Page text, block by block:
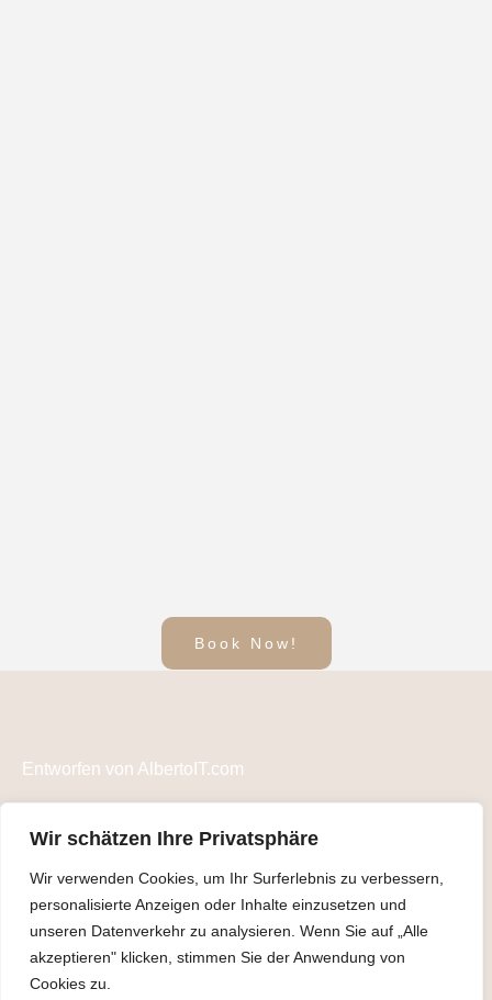
Wir schätzen Ihre Privatsphäre
Wir verwenden Cookies, um Ihr Surferlebnis zu verbessern,
personalisierte Anzeigen oder Inhalte einzusetzen und
unseren Datenverkehr zu analysieren. Wenn Sie auf „Alle
akzeptieren" klicken, stimmen Sie der Anwendung von
Cookies zu.
Book Now!
Entworfen von AlbertoIT.com